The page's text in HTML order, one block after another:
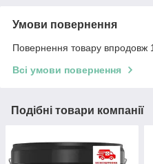
Умови повернення
Повернення товару впродовж
Всі умови повернення
Подібні товари компанії